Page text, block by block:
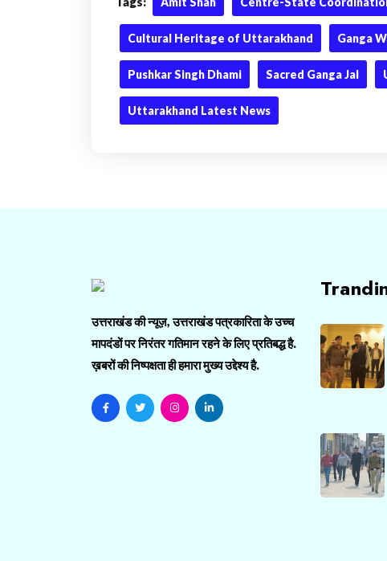
Cultural Heritage of Uttarakhand Ganga
Pushkar Singh Dhami Sacred Ganga Jal
Uttarakhand Latest News
उत्तराखंड की न्यूज़, उत्तराखंड पत्रकारिता के उच्च
मापदंडों पर निरंतर गतिमान रहने के लिए प्रतिबद्ध है.
ख़बरों की निष्पक्षता ही हमारा मुख्य उद्देश्य है.